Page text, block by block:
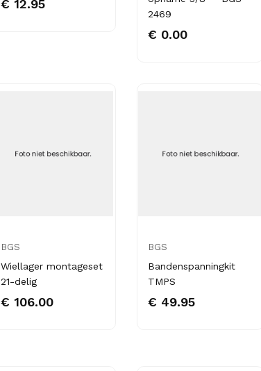
€ 12.95
2469
€ 0.00
BGS
Wiellager montageset
21-delig
€ 106.00
BGS
Bandenspanningkit
TMPS
€ 49.95